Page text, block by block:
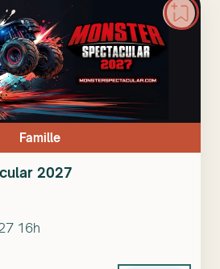
Famille
2027
16h